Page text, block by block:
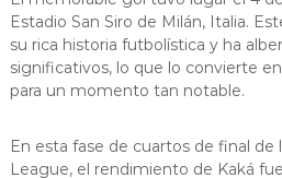
Estadio San Siro de Milán, Italia.
su rica historia futbolística y ha
significativos, lo que lo convierte
para un momento tan notable.
En esta fase de cuartos de final de
League, el rendimiento de Kaká